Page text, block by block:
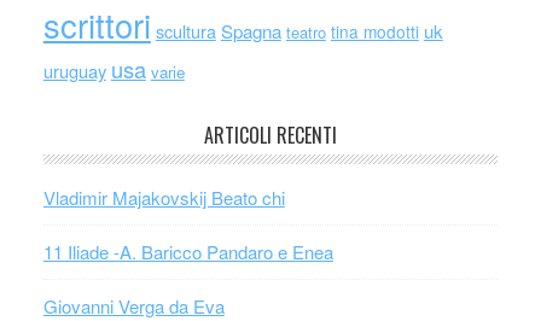
scrittori scultura Spagna teatro tina modotti uk
uruguay usa varie
ARTICOLI RECENTI
Vladimir Majakovskij Beato chi
11 Iliade -A. Baricco Pandaro e Enea
Giovanni Verga da Eva